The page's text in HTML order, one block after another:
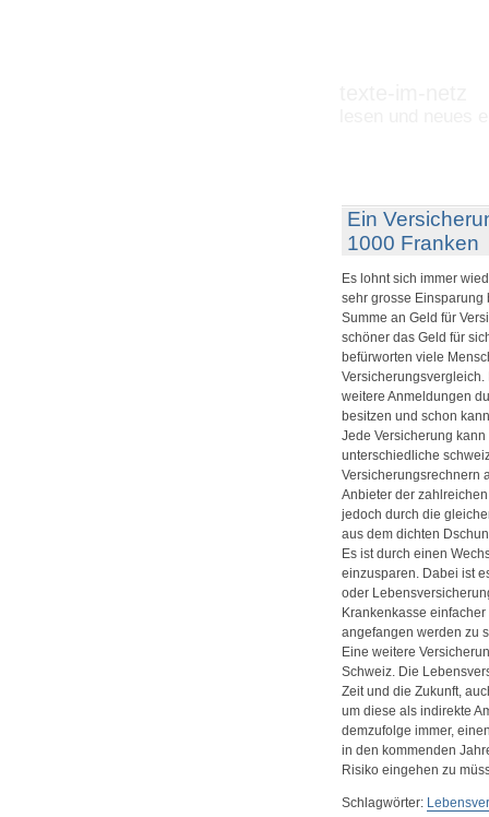
Ein
1000 Franken
Es lohnt sich immer
sehr grosse Einsparung
Summe an Geld für
schöner das Geld für
befürworten viele
weitere Anmeldungen
besitzen und schon
Jede Versicherung
unterschiedliche
Versicherungsrechnern
Anbieter der
jedoch durch die
aus dem dichten
Es ist durch einen
einzusparen. Dabei ist
oder
Krankenkasse
angefangen werden zu
Eine weitere
Schweiz. Die
Zeit und die Zukunft,
um diese als indirekte
demzufolge immer,
in den kommenden
Risiko eingehen zu
Schlagwörter: